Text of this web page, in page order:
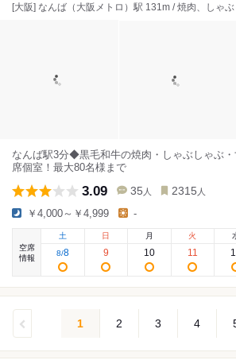
[大阪] なんば（大阪メトロ）駅 131m / 焼肉、しゃ
なんば駅3分◆黒毛和牛の焼肉・しゃぶしゃぶ
席個室！最大80名様まで
3.09 35 人 2315 人
￥4,000～￥4,999 -
空席
情報
土
8/8
日
9
月
10
火
11
1 2 3 4